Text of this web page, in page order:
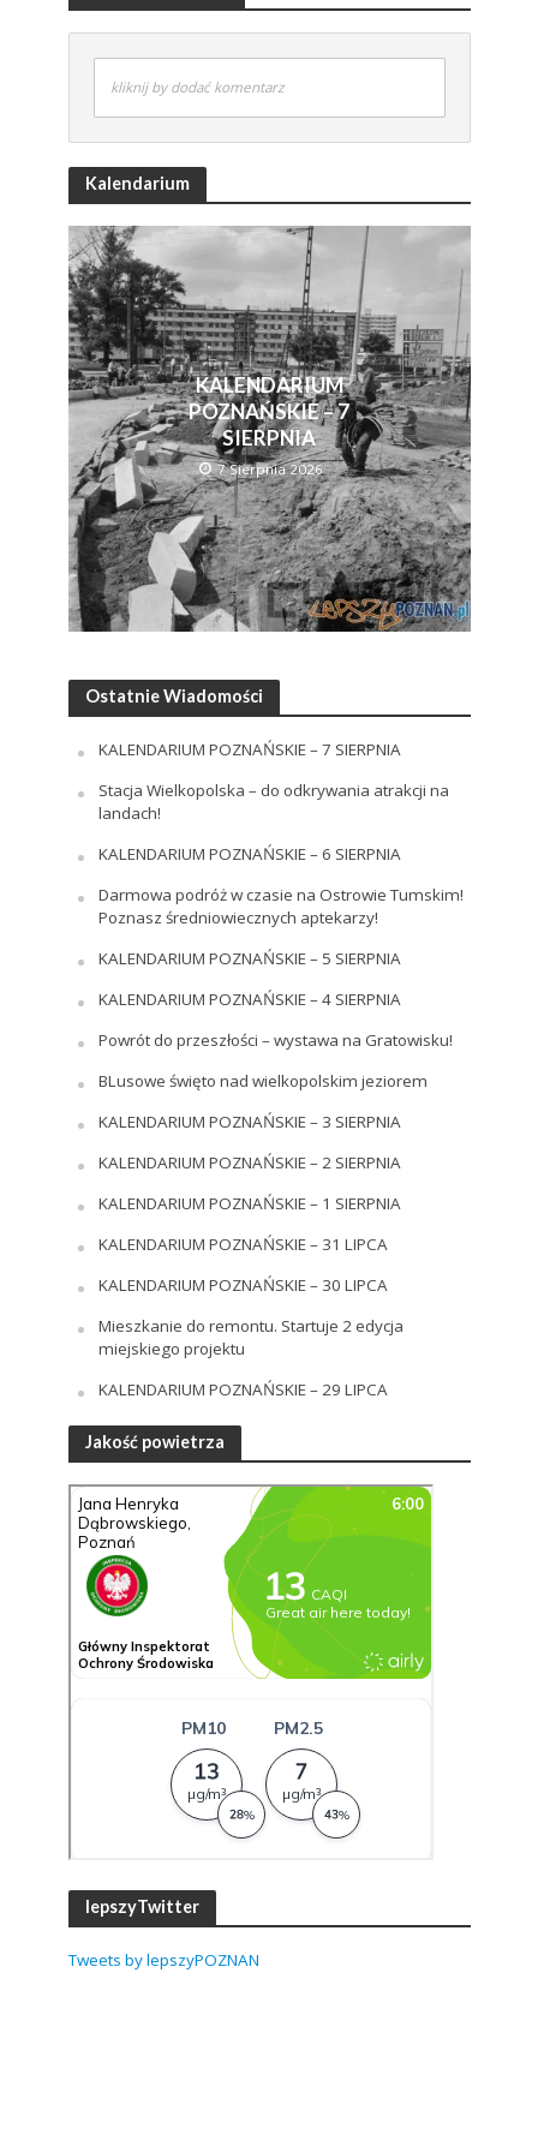
kliknij by dodać komentarz
Kalendarium
KALENDARIUM
POZNAŃSKIE – 7
SIERPNIA
7 Sierpnia 2026
Ostatnie Wiadomości
KALENDARIUM POZNAŃSKIE – 7 SIERPNIA
Stacja Wielkopolska – do odkrywania atrakcji na
landach!
KALENDARIUM POZNAŃSKIE – 6 SIERPNIA
Darmowa podróż w czasie na Ostrowie Tumskim!
Poznasz średniowiecznych aptekarzy!
KALENDARIUM POZNAŃSKIE – 5 SIERPNIA
KALENDARIUM POZNAŃSKIE – 4 SIERPNIA
Powrót do przeszłości – wystawa na Gratowisku!
BLusowe święto nad wielkopolskim jeziorem
KALENDARIUM POZNAŃSKIE – 3 SIERPNIA
KALENDARIUM POZNAŃSKIE – 2 SIERPNIA
KALENDARIUM POZNAŃSKIE – 1 SIERPNIA
KALENDARIUM POZNAŃSKIE – 31 LIPCA
KALENDARIUM POZNAŃSKIE – 30 LIPCA
Mieszkanie do remontu. Startuje 2 edycja
miejskiego projektu
KALENDARIUM POZNAŃSKIE – 29 LIPCA
Jakość powietrza
lepszyTwitter
Tweets by lepszyPOZNAN